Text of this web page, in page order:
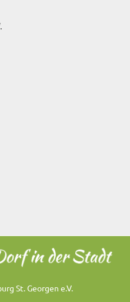
St. Georgen e.V.